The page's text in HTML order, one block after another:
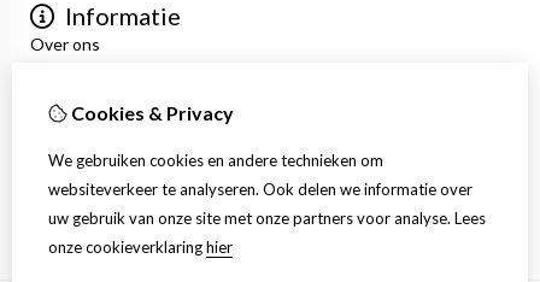
Informatie
Over ons
Algemene voorwaarden
Mijn account
Inloggen
Bestelhistorie
Verlanglijst
Nieuwsbrief
Cookies & Privacy
We gebruiken cookies en andere technieken om
websiteverkeer te analyseren. Ook delen we informatie over
uw gebruik van onze site met onze partners voor analyse. Lees
onze cookieverklaringhier